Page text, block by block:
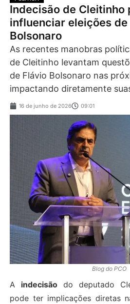
Indecisão de Cleitinho
influenciar eleições de
Bolsonaro
As recentes manobras
de Cleitinho levantam
de Flávio Bolsonaro nas
impactando diretamente
16 de junho de 2026 09:01
Blog do PCO
A indecisão do deputado
pode ter implicações diretas